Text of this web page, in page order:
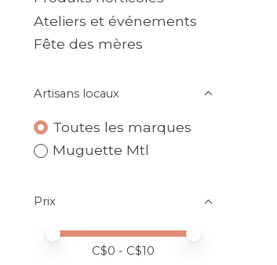
Ateliers et événements
Fête des mères
Artisans locaux
Toutes les marques
Muguette Mtl
Prix
Prix minimum
Price maximum value
C$0 - C$10